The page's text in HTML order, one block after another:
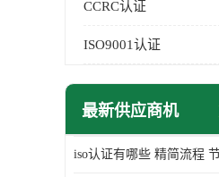
CCRC认证
ISO9001认证
最新供应商机